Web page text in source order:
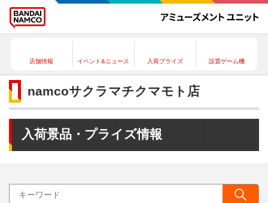
店舗情報 イベント&ニュース 入荷プライズ 設置ゲーム機
namcoサクラマチクマモト店
入荷景品・プライズ情報